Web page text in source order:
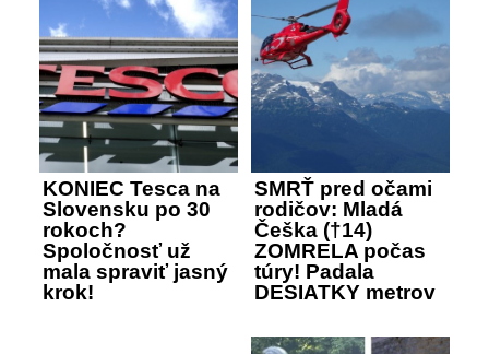
KONIEC Tesca na
Slovensku po 30
rokoch?
Spoločnosť už
mala spraviť jasný
krok!
SMRŤ pred očami
rodičov: Mladá
Češka (†14)
ZOMRELA počas
túry! Padala
DESIATKY metrov